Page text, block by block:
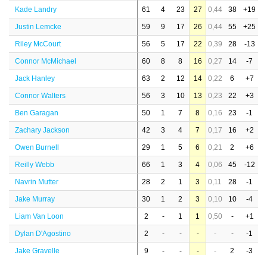
Kade Landry 61 4 23 27 0,44 38 +19
Justin Lemcke 59 9 17 26 0,44 55 +25
Riley McCourt 56 5 17 22 0,39 28 -13
Connor McMichael 60 8 8 16 0,27 14 -7
Jack Hanley 63 2 12 14 0,22 6 +7
Connor Walters 56 3 10 13 0,23 22 +3
Ben Garagan 50 1 7 8 0,16 23 -1
Zachary Jackson 42 3 4 7 0,17 16 +2
Owen Burnell 29 1 5 6 0,21 2 +6
Reilly Webb 66 1 3 4 0,06 45 -12
Navrin Mutter 28 2 1 3 0,11 28 -1
Jake Murray 30 1 2 3 0,10 10 -4
Liam Van Loon 2 - 1 1 0,50 - +1
Dylan D'Agostino 2 - - - - - -1
Jake Gravelle 9 - - - - 2 -3